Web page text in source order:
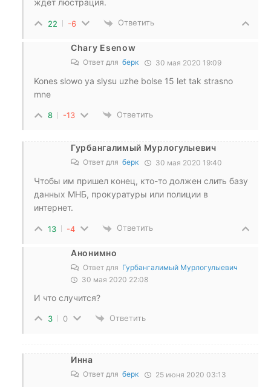
ждет люстрация.
22 -6 Ответить
Chary Esenow
Ответ для берк 30 мая 2020 19:09
Kones slowo ya slysu uzhe bolse 15 let tak strasno
mne
8 -13 Ответить
Гурбангалимый Мурлогулыевич
Ответ для берк 30 мая 2020 19:40
Чтобы им пришел конец, кто-то должен слить базу
данных МНБ, прокуратуры или полиции в
интернет.
13 -4 Ответить
Анонимно
Ответ для Гурбангалимый Мурлогулыевич
30 мая 2020 22:08
И что случится?
3 0 Ответить
Инна
Ответ для берк 25 июня 2020 03:13